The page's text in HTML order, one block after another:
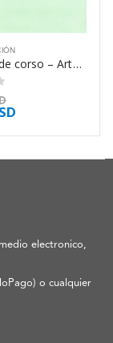
Patente de corso – Arturo Pérez-Reverte
electronico,
o cualquier